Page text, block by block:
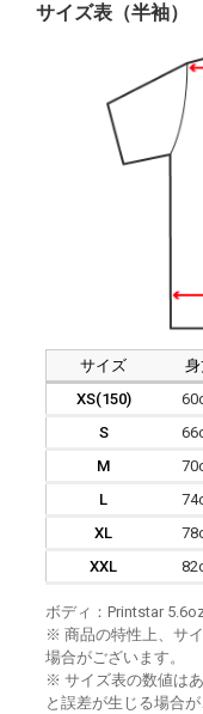
サイズ表（半袖）
サイズ 身
XS(150)
S
M
L
XL
XXL
ボディ：Printstar
※ 商品の特性上、サ
場合がございます。
※ サイズ表の数値は
と誤差が生じる場合が